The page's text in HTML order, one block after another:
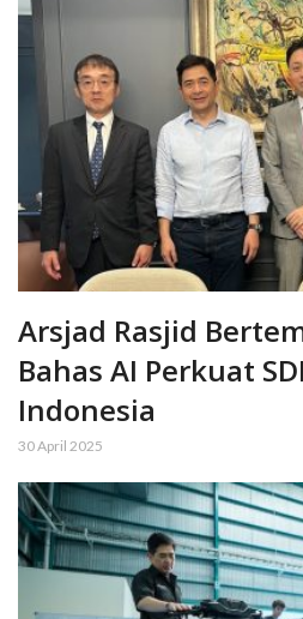
Arsjad Rasjid
Bahas AI Perkuat
Indonesia
30 April 2025